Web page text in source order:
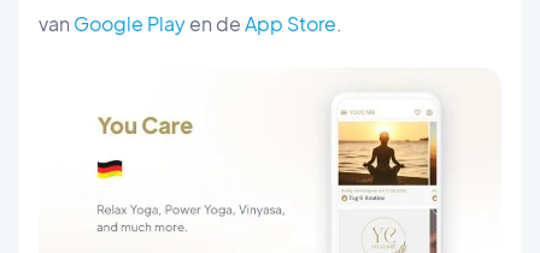
van Google Playen deApp Store.